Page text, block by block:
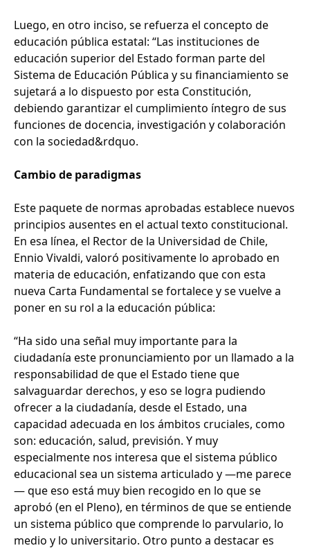
Luego, en otro inciso, se refuerza el concepto de
educación pública estatal: “Las instituciones de
educación superior del Estado forman parte del
Sistema de Educación Pública y su financiamiento se
sujetará a lo dispuesto por esta Constitución,
debiendo garantizar el cumplimiento íntegro de sus
funciones de docencia, investigación y colaboración
con la sociedad&rdquo.
Cambio de paradigmas
Este paquete de normas aprobadas establece nuevos
principios ausentes en el actual texto constitucional.
En esa línea, el Rector de la Universidad de Chile,
Ennio Vivaldi, valoró positivamente lo aprobado en
materia de educación, enfatizando que con esta
nueva Carta Fundamental se fortalece y se vuelve a
poner en su rol a la educación pública:
“Ha sido una señal muy importante para la
ciudadanía este pronunciamiento por un llamado a la
responsabilidad de que el Estado tiene que
salvaguardar derechos, y eso se logra pudiendo
ofrecer a la ciudadanía, desde el Estado, una
capacidad adecuada en los ámbitos cruciales, como
son: educación, salud, previsión. Y muy
especialmente nos interesa que el sistema público
educacional sea un sistema articulado y —me parece
— que eso está muy bien recogido en lo que se
aprobó (en el Pleno), en términos de que se entiende
un sistema público que comprende lo parvulario, lo
medio y lo universitario. Otro punto a destacar es